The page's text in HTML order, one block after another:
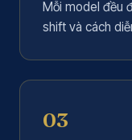
Mỗi model đều
shift và cách
03